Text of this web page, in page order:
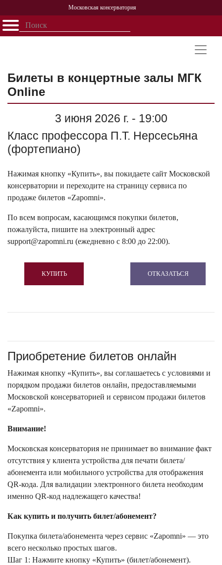
Московская консерватория
Открыть - закрыть
Персоналии
История
Билеты в концертные залы МГК
Online
3 июня 2026 г. - 19:00
Класс профессора П.Т. Нерсесьяна
(фортепиано)
Нажимая кнопку «Купить», вы покидаете сайт Московской
консерватории и переходите на страницу сервиса по
продаже билетов «Zapomni».
По всем вопросам, касающимся покупки билетов,
пожалуйста, пишите на электронный адрес
support@zapomni.ru (ежедневно с 8:00 до 22:00).
КУПИТЬ ОТКАЗАТЬСЯ
Приобретение билетов онлайн
Нажимая кнопку «Купить», вы соглашаетесь с условиями и
порядком продажи билетов онлайн, предоставляемыми
Московской консерваторией и сервисом продажи билетов
«Zapomni».
Внимание!
Московская консерватория не принимает во внимание факт
отсутствия у клиента устройства для печати билета/
абонемента или мобильного устройства для отображения
QR-кода. Для валидации электронного билета необходим
именно QR-код надлежащего качества!
Как купить и получить билет/абонемент?
Покупка билета/абонемента через сервис «Zapomni» — это
всего несколько простых шагов.
Шаг 1: Нажмите кнопку «Купить» (билет/абонемент).